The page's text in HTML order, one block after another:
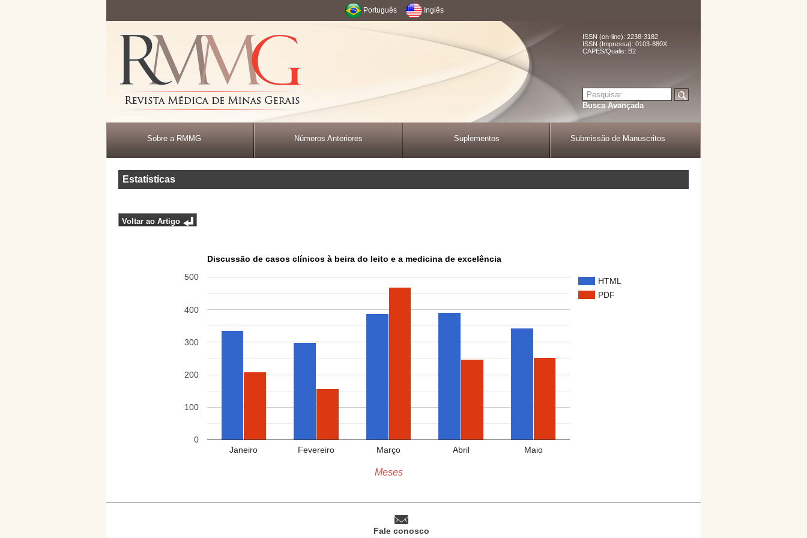
Português Inglês
ISSN (on-line): 2238-3182
ISSN (Impressa): 0103-880X
CAPES/Qualis: B2
Busca Avançada
Sobre a RMMG Números Anteriores Suplementos Submissão de Manuscritos
Estatísticas
Voltar ao Artigo
Discussão de casos clínicos à beira do leito e a medicina de excelência
HTML
PDF
Janeiro Fevereiro Março Abril Maio
0
100
200
300
400
500
Meses
Fale conosco